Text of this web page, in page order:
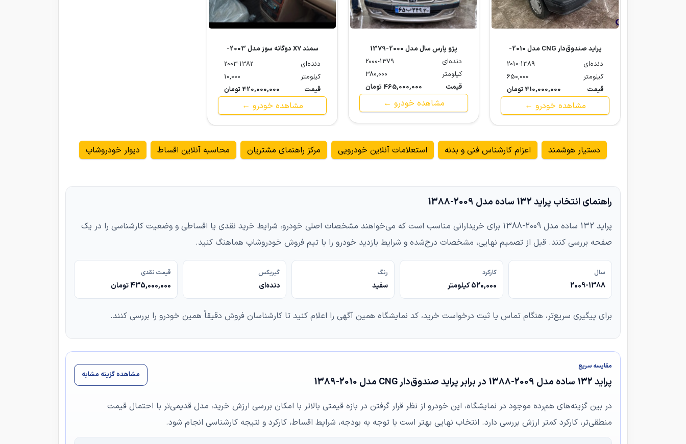
پراید صندوق‌دار CNG مدل 2010-
دنده‌ای
2010-1389
کیلومتر
650,000
قیمت
410,000,000 تومان
مشاهده خودرو ←
پژو پارس سال مدل 2000-1379
دنده‌ای
2000-1379
کیلومتر
380,000
قیمت
465,000,000 تومان
مشاهده خودرو ←
سمند X7 دوگانه سوز مدل 2003-
دنده‌ای
2003-1382
کیلومتر
10,000
قیمت
420,000,000 تومان
مشاهده خودرو ←
دستیار هوشمند اعزام کارشناس فنی و بدنه استعلامات آنلاین خودرویی مرکز راهنمای مشتریان محاسبه آنلاین اقساط دیوار خودروشاپ
راهنمای انتخاب پراید 132 ساده مدل 2009-1388
پراید 132 ساده مدل 2009-1388 برای خریدارانی مناسب است که می‌خواهند مشخصات اصلی خودرو، شرایط خرید نقدی یا اقساطی و وضعیت کارشناسی را در یک
صفحه بررسی کنند. قبل از تصمیم نهایی، مشخصات درج‌شده و شرایط بازدید خودرو را با تیم فروش خودروشاپ هماهنگ کنید.
سال
2009-1388
کارکرد
520,000 کیلومتر
رنگ
سفید
گیربکس
دنده‌ای
قیمت نقدی
435,000,000 تومان
برای پیگیری سریع‌تر، هنگام تماس یا ثبت درخواست خرید، کد نمایشگاه همین آگهی را اعلام کنید تا کارشناسان فروش دقیقاً همین خودرو را بررسی کنند.
مقایسه سریع
پراید 132 ساده مدل 2009-1388 در برابر پراید صندوق‌دار CNG مدل 2010-1389
مشاهده گزینه مشابه
در بین گزینه‌های هم‌رده موجود در نمایشگاه، این خودرو از نظر قرار گرفتن در بازه قیمتی بالاتر با امکان بررسی ارزش خرید، مدل قدیمی‌تر با احتمال قیمت
منطقی‌تر، کارکرد کمتر ارزش بررسی دارد. انتخاب نهایی بهتر است با توجه به بودجه، شرایط اقساط، کارکرد و نتیجه کارشناسی انجام شود.